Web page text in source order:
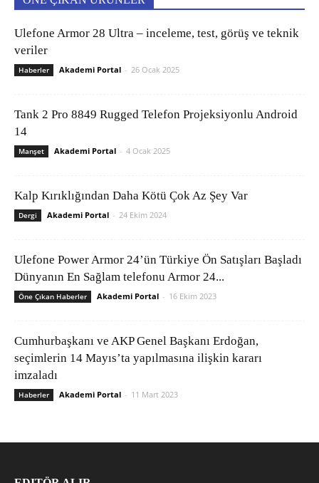
Ulefone Armor 28 Ultra – inceleme, test, görüş ve teknik
veriler
Haberler Akademi Portal - 26 Ocak 2025
Tank 2 Pro 8849 Rugged Telefon Projeksiyonlu Android
14
Manşet Akademi Portal - 4 Ocak 2025
Kalp Kırıklığından Daha Kötü Çok Az Şey Var
Dergi Akademi Portal - 24 Ekim 2024
Ulefone Power Armor 24’ün Türkiye Ön Satışları Başladı
Dünyanın En Sağlam telefonu Armor 24...
Öne Çıkan Haberler Akademi Portal - 16 Ekim 2023
Cumhurbaşkanı ve AKP Genel Başkanı Erdoğan,
seçimlerin 14 Mayıs’ta yapılmasına ilişkin kararı
imzaladı
Haberler Akademi Portal - 11 Mart 2023